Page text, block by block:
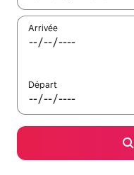
Arrivée
Départ